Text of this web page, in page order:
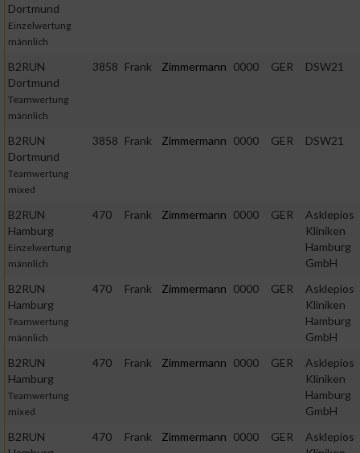
Dortmund
Einzelwertung
männlich
B2RUN
Dortmund
Teamwertung
männlich
3858 Frank Zimmermann 0000 GER DSW21
B2RUN
Dortmund
Teamwertung
mixed
3858 Frank Zimmermann 0000 GER DSW21
B2RUN
Hamburg
Einzelwertung
männlich
470 Frank Zimmermann 0000 GER
Asklepios
Kliniken
Hamburg
GmbH
B2RUN
Hamburg
Teamwertung
männlich
470 Frank Zimmermann 0000 GER
Asklepios
Kliniken
Hamburg
GmbH
B2RUN
Hamburg
Teamwertung
mixed
470 Frank Zimmermann 0000 GER
Asklepios
Kliniken
Hamburg
GmbH
B2RUN
470 Frank Zimmermann 0000 GER
Asklepios